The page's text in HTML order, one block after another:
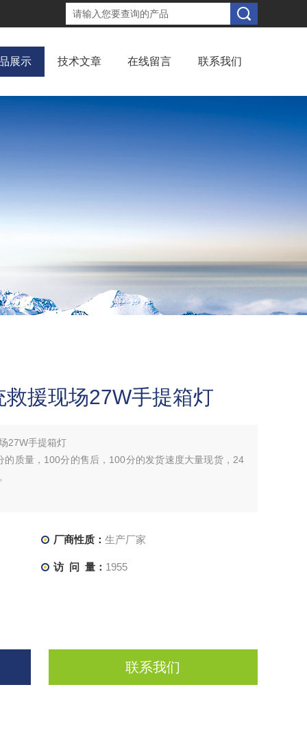
展示 技术文章 在线留言 联系我们
援现场27W手提箱灯
27W手提箱灯
质量，100分的售后，100分的发货速度大量现货，24
厂商性质： 生产厂家
访 问 量： 1955
联系我们